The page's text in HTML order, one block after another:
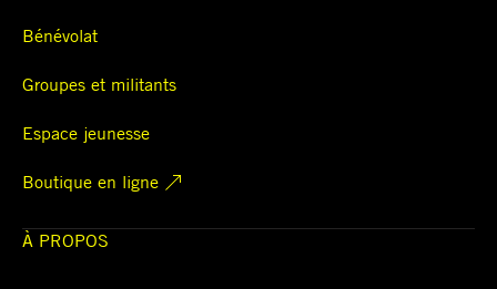
Bénévolat
Groupes et militants
Espace jeunesse
Boutique en ligne
À PROPOS